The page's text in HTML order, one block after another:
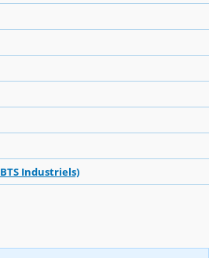
BTS Industriels)